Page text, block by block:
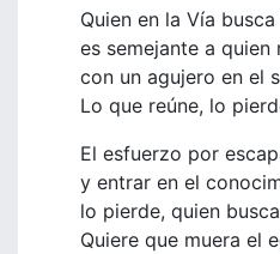
Quien en la Vía
es semejante a quien
con un agujero en el
Lo que reúne, lo
El esfuerzo por
y entrar en el
lo pierde, quien
Quiere que muera el